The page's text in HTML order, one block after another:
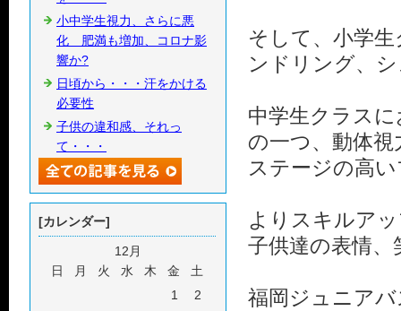
そして、小学
ンドリング、
中学生クラス
の一つ、動体
ステージの高
よりスキルア
子供達の表情
福岡ジュニア
小中学生視力、さらに悪
化 肥満も増加、コロナ影
響か?
日頃から・・・汗をかける
必要性
子供の違和感、それっ
て・・・
[カレンダー]
12月
日
月 火 水 木 金
土
1
2